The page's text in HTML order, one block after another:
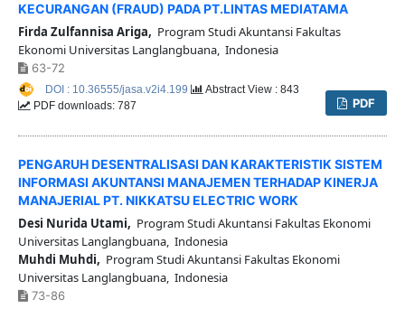
KECURANGAN (FRAUD) PADA PT.LINTAS MEDIATAMA
Firda Zulfannisa Ariga, Program Studi Akuntansi Fakultas
Ekonomi Universitas Langlangbuana, Indonesia
63-72
PDF
DOI : 10.36555/jasa.v2i4.199
Abstract View : 843
PDF downloads: 787
PENGARUH DESENTRALISASI DAN KARAKTERISTIK SISTEM
INFORMASI AKUNTANSI MANAJEMEN TERHADAP KINERJA
MANAJERIAL PT. NIKKATSU ELECTRIC WORK
Desi Nurida Utami, Program Studi Akuntansi Fakultas Ekonomi
Universitas Langlangbuana, Indonesia
Muhdi Muhdi, Program Studi Akuntansi Fakultas Ekonomi
Universitas Langlangbuana, Indonesia
73-86